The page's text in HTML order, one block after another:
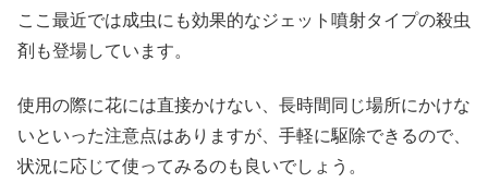
ここ最近では成虫にも効果的なジェット噴射タイプの殺虫
剤も登場しています。
使用の際に花には直接かけない、長時間同じ場所にかけな
いといった注意点はありますが、手軽に駆除できるので、
状況に応じて使ってみるのも良いでしょう。